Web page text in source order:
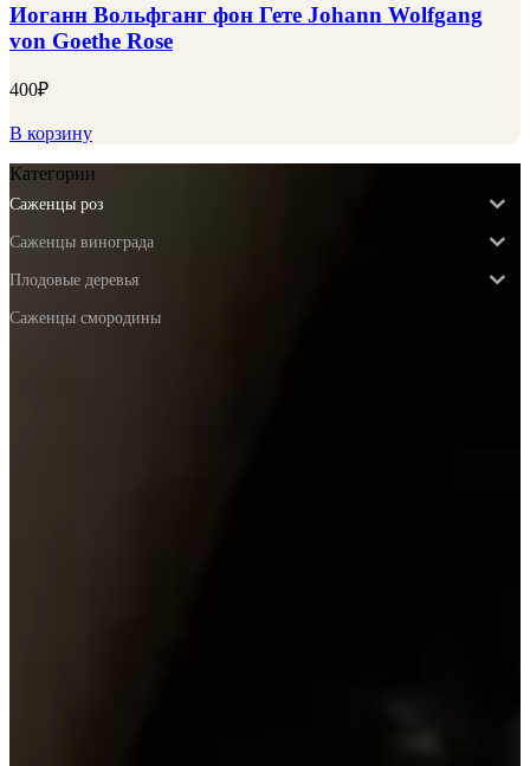
Иоганн Вольфганг фон Гете Johann Wolfgang
von Goethe Rose
400₽
В корзину
Категории
Саженцы роз
Саженцы винограда
Плодовые деревья
Саженцы смородины